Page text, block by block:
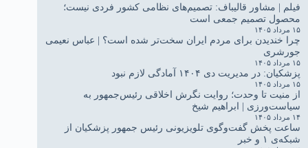
فیلم | مشاور قالیباف: تصمیم‌های نظامی کشور فردی نیست؛
محصول تصمیم جمعی است
۱۵ مرداد ۱۴۰۵
چرا خندیدن برای مردم ایران سخت‌تر شده است؟ | عباس نعیمی
جورشری
۱۵ مرداد ۱۴۰۵
پزشکیان: در مدیریت دی ۱۴۰۴ آمادگی لازم نبود
۱۵ مرداد ۱۴۰۵
از منیت تا وحدت؛ روایت نگرش اخلاقی رئیس‌جمهور به
سیاست‌ورزی | ابراهیم شیخ
۱۴ مرداد ۱۴۰۵
ساعت پخش گفت‌وگوی تلویزیونی رئیس جمهور پزشکیان از
شبکه‌ی ۱ و خبر